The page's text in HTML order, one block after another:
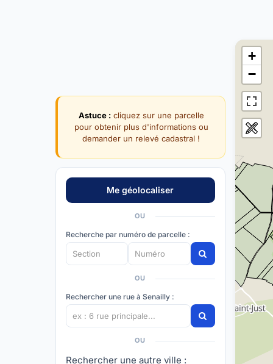
Astuce :cliquez sur une parcelle
pour obtenir plus d'informations ou
demander un relevé cadastral !
OU
Recherche par numéro de parcelle :
OU
Rechercher une rue à Senailly :
OU
Rechercher une autre ville :
+
−